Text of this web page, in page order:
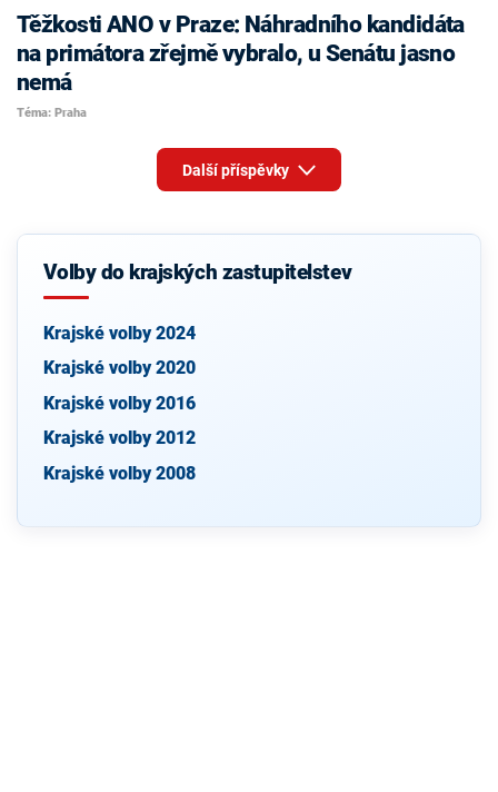
Těžkosti ANO v Praze: Náhradního kandidáta
na primátora zřejmě vybralo, u Senátu jasno
nemá
Téma: Praha
Další příspěvky
Volby do krajských zastupitelstev
Krajské volby 2024
Krajské volby 2020
Krajské volby 2016
Krajské volby 2012
Krajské volby 2008